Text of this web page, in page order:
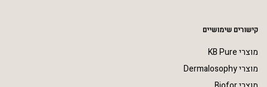
קישורים שימושיים
מוצרי KB Pure
מוצרי Dermalosophy